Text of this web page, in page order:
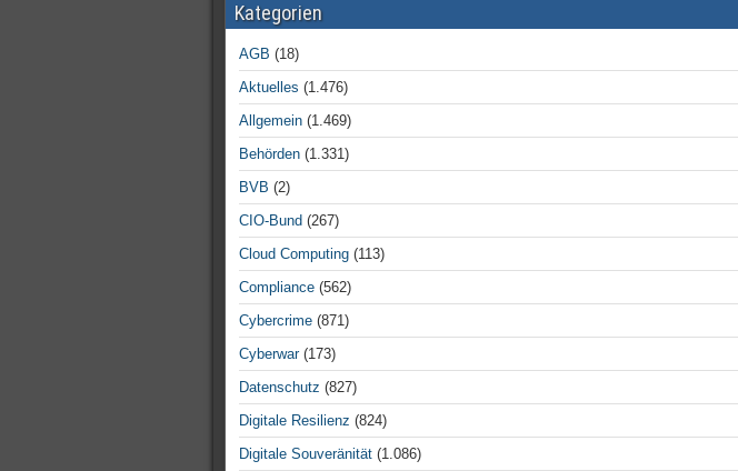
Kategorien
AGB (18)
Aktuelles (1.476)
Allgemein (1.469)
Behörden (1.331)
BVB (2)
CIO-Bund (267)
Cloud Computing (113)
Compliance (562)
Cybercrime (871)
Cyberwar(173)
Datenschutz (827)
Digitale Resilienz (824)
Digitale Souveränität (1.086)